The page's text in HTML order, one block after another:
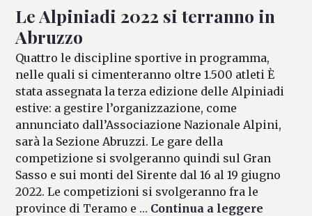
Le Alpiniadi 2022 si terranno in
Abruzzo
Quattro le discipline sportive in programma,
nelle quali si cimenteranno oltre 1.500 atleti È
stata assegnata la terza edizione delle Alpiniadi
estive: a gestire l’organizzazione, come
annunciato dall’Associazione Nazionale Alpini,
sarà la Sezione Abruzzi. Le gare della
competizione si svolgeranno quindi sul Gran
Sasso e sui monti del Sirente dal 16 al 19 giugno
2022. Le competizioni si svolgeranno fra le
province di Teramo e … Continua a leggere